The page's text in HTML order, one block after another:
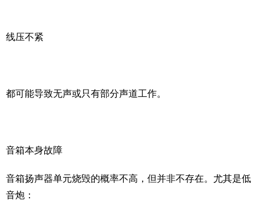
线压不紧
都可能导致无声或只有部分声道工作。
音箱本身故障
音箱扬声器单元烧毁的概率不高，但并非不存在。尤其是低
音炮：